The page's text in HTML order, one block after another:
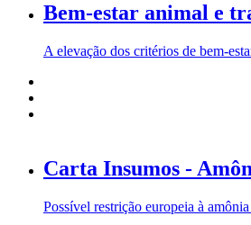
Bem-estar animal e
A elevação dos critérios de bem-
Carta Insumos -
Possível restrição europeia à